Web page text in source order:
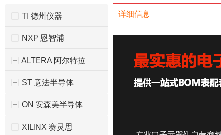
TI 德州仪器
NXP 恩智浦
ALTERA 阿尔特拉
ST 意法半导体
ON 安森美半导体
XILINX 赛灵思
详细信息